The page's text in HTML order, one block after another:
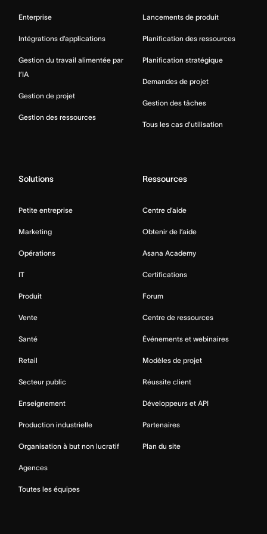
Enterprise
Intégrations d’applications
Gestion du travail alimentée par
l’IA
Gestion de projet
Gestion des ressources
Lancements de produit
Planification des ressources
Planification stratégique
Demandes de projet
Gestion des tâches
Tous les cas d’utilisation
Solutions
Petite entreprise
Marketing
Opérations
IT
Produit
Vente
Santé
Retail
Secteur public
Enseignement
Production industrielle
Organisation à but non lucratif
Agences
Toutes les équipes
Ressources
Centre d’aide
Obtenir de l’aide
Asana Academy
Certifications
Forum
Centre de ressources
Événements et webinaires
Modèles de projet
Réussite client
Développeurs et API
Partenaires
Plan du site